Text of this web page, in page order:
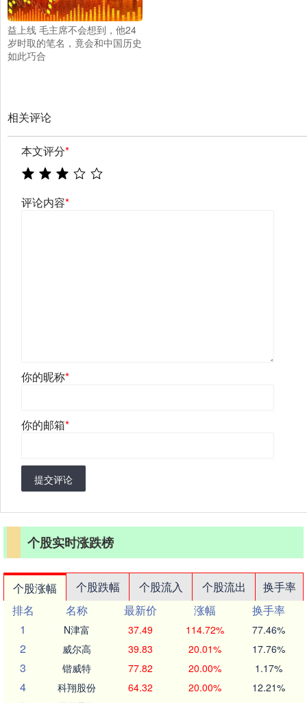
益上线 毛主席不会想到，他24
岁时取的笔名，竟会和中国历史
如此巧合
相关评论
本文评分*
评论内容*
你的昵称*
你的邮箱*
提交评论
个股实时涨跌榜
个股涨幅 个股跌幅 个股流入 个股流出
换手率
排名
名称 最新价 涨幅
换手率
1
N津富 37.49 114.72% 77.46%
2 威尔高 39.83 20.01% 17.76%
3 锴威特 77.82 20.00% 1.17%
4 科翔股份 64.32 20.00% 12.21%